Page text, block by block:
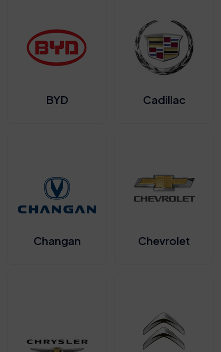
BYD Cadillac
Changan Chevrolet